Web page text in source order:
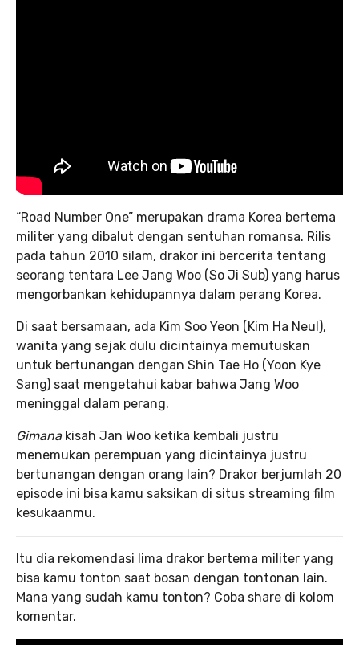
“Road Number One” merupakan drama Korea bertema
militer yang dibalut dengan sentuhan romansa. Rilis
pada tahun 2010 silam, drakor ini bercerita tentang
seorang tentara Lee Jang Woo (So Ji Sub) yang harus
mengorbankan kehidupannya dalam perang Korea.
Di saat bersamaan, ada Kim Soo Yeon (Kim Ha Neul),
wanita yang sejak dulu dicintainya memutuskan
untuk bertunangan dengan Shin Tae Ho (Yoon Kye
Sang) saat mengetahui kabar bahwa Jang Woo
meninggal dalam perang.
Gimanakisah Jan Woo ketika kembali justru
menemukan perempuan yang dicintainya justru
bertunangan dengan orang lain? Drakor berjumlah 20
episode ini bisa kamu saksikan di situs streaming film
kesukaanmu.
Itu dia rekomendasi lima drakor bertema militer yang
bisa kamu tonton saat bosan dengan tontonan lain.
Mana yang sudah kamu tonton? Coba share di kolom
komentar.